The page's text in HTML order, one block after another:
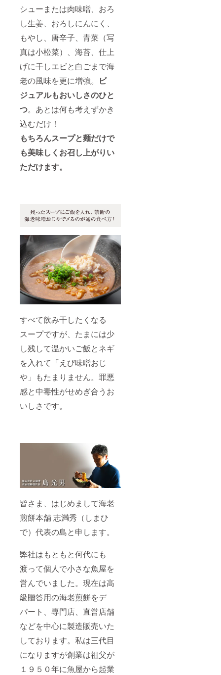
シューまたは肉味噌、おろ
し生姜、おろしにんにく、
もやし、唐辛子、青菜（写
真は小松菜）、海苔、仕上
げに干しエビと白ごまで海
老の風味を更に増強。
ビ
ジュアルもおいしさのひと
つ。あとは何も考えずかき
込むだけ！
もちろんスープと麺だけで
も美味しくお召し上がりい
ただけます。
すべて飲み干したくなる
スープですが、たまには少
し残して温かいご飯とネギ
を入れて「えび味噌おじ
や」もたまりません。罪悪
感と中毒性がせめぎ合うお
いしさです。
皆さま、はじめまして海老
煎餅本舗 志満秀（しまひ
で）代表の島と申します。
弊社はもともと何代にも
渡って個人で小さな魚屋を
営んでいました。現在は高
級贈答用の海老煎餅をデ
パート、専門店、直営店舗
などを中心に製造販売いた
しております。私は三代目
になりますが創業は祖父が
１９５０年に魚屋から起業